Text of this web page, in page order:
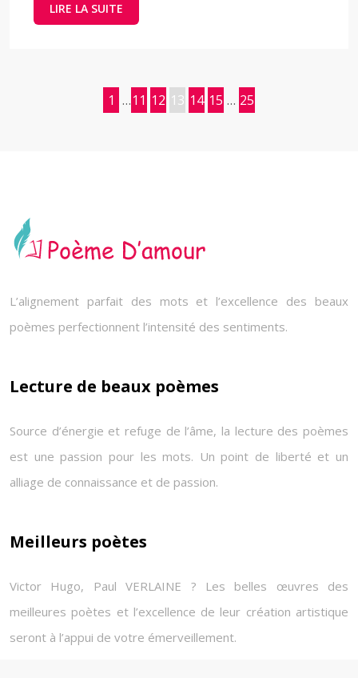
LIRE LA SUITE
1 …11 12 13 14 15 … 25
L’alignement parfait des mots et l’excellence des beaux
poèmes perfectionnent l’intensité des sentiments.
Lecture de beaux poèmes
Source d’énergie et refuge de l’âme, la lecture des poèmes
est une passion pour les mots. Un point de liberté et un
alliage de connaissance et de passion.
Meilleurs poètes
Victor Hugo, Paul VERLAINE ? Les belles œuvres des
meilleures poètes et l’excellence de leur création artistique
seront à l’appui de votre émerveillement.